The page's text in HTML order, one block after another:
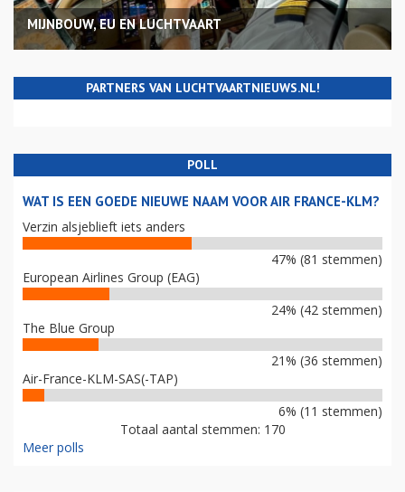
MIJNBOUW, EU EN LUCHTVAART
PARTNERS VAN LUCHTVAARTNIEUWS.NL!
POLL
WAT IS EEN GOEDE NIEUWE NAAM VOOR AIR FRANCE-KLM?
Verzin alsjeblieft iets anders
47% (81 stemmen)
European Airlines Group (EAG)
24% (42 stemmen)
The Blue Group
21% (36 stemmen)
Air-France-KLM-SAS(-TAP)
6% (11 stemmen)
Totaal aantal stemmen: 170
Meer polls